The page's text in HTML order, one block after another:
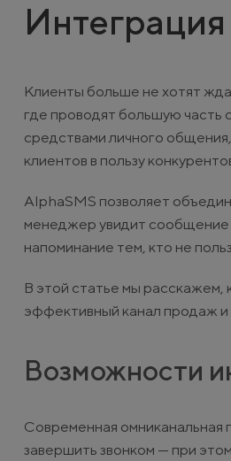
Клиенты больше не хотят
где проводят большую часть
средствами личного
клиентов в пользу
AlphaSMS позволяет
менеджер увидит сообщение
напоминание тем, кто не
В этой статье мы расскажем,
эффективный канал продаж
Возможности
Современная омниканальная
завершить звонком — при